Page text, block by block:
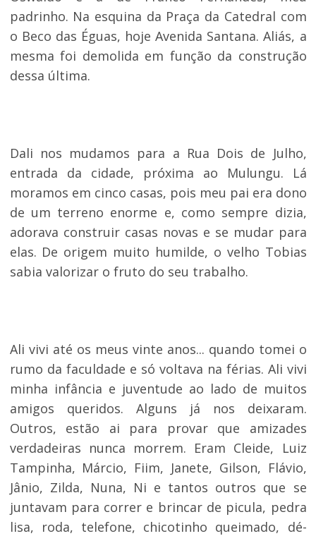
padrinho. Na esquina da Praça da Catedral com
o Beco das Éguas, hoje Avenida Santana. Aliás, a
mesma foi demolida em função da construção
dessa última.
Dali nos mudamos para a Rua Dois de Julho,
entrada da cidade, próxima ao Mulungu. Lá
moramos em cinco casas, pois meu pai era dono
de um terreno enorme e, como sempre dizia,
adorava construir casas novas e se mudar para
elas. De origem muito humilde, o velho Tobias
sabia valorizar o fruto do seu trabalho.
Ali vivi até os meus vinte anos... quando tomei o
rumo da faculdade e só voltava na férias. Ali vivi
minha infância e juventude ao lado de muitos
amigos queridos. Alguns já nos deixaram.
Outros, estão ai para provar que amizades
verdadeiras nunca morrem. Eram Cleide, Luiz
Tampinha, Márcio, Fiim, Janete, Gilson, Flávio,
Jânio, Zilda, Nuna, Ni e tantos outros que se
juntavam para correr e brincar de picula, pedra
lisa, roda, telefone, chicotinho queimado, dé-